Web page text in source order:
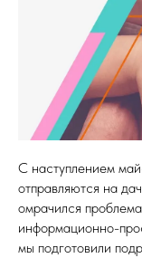
С наступлением
отправляются на
омрачился
информационно-
мы подготовили